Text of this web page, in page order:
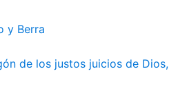
y Berra
de los justos juicios de Dios,